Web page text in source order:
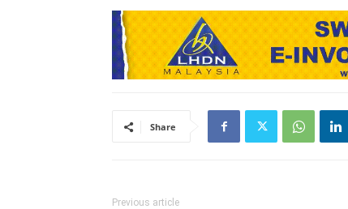
Share
Previous article